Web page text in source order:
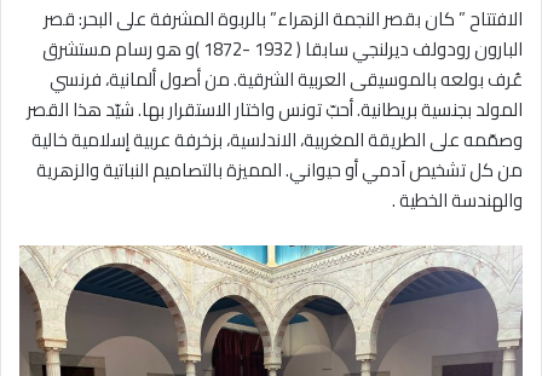
الافتتاح ” كان بقصر النجمة الزهراء” بالربوة المشرفة على البحر: قصر
البارون رودولف ديرلنجي سابقا ( 1932 -1872 )و هو رسام مستشرق
عُرف بولعه بالموسيقى العربية الشرقية. من أصول ألمانية، فرنسي
المولد بجنسية بريطانية. أحبّ تونس واختار الاستقرار بها. شيّد هذا القصر
وصمّمه على الطريقة المغربية، الاندلسية، بزخرفة عربية إسلامية خالية
من كل تشخيص آدمي أو حيواني. المميزة بالتصاميم النباتية والزهرية
والهندسة الخطية .